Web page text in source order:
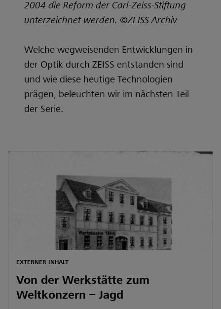
2004 die Reform der Carl-Zeiss-Stiftung
unterzeichnet werden. ©ZEISS Archiv
Welche wegweisenden Entwicklungen in
der Optik durch ZEISS entstanden sind
und wie diese heutige Technologien
prägen, beleuchten wir im nächsten Teil
der Serie.
EXTERNER INHALT
Von der Werkstätte zum
Weltkonzern – Jagd